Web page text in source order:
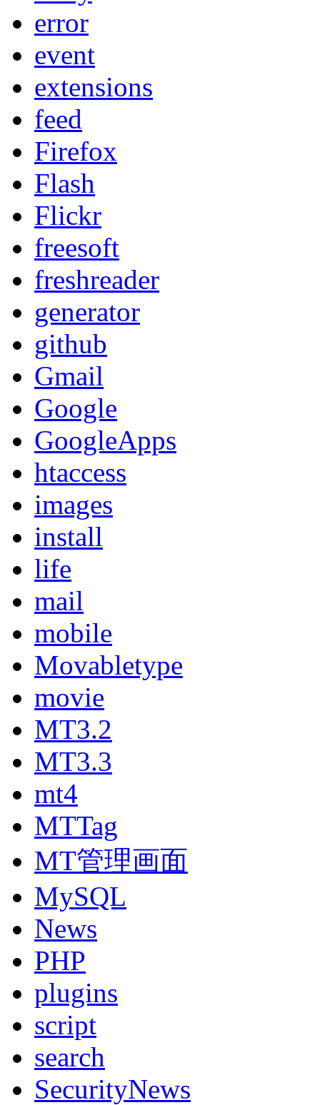
error
event
extensions
feed
Firefox
Flash
Flickr
freesoft
freshreader
generator
github
Gmail
Google
GoogleApps
htaccess
images
install
life
mail
mobile
Movabletype
movie
MT3.2
MT3.3
mt4
MTTag
MT管理画面
MySQL
News
PHP
plugins
script
search
SecurityNews